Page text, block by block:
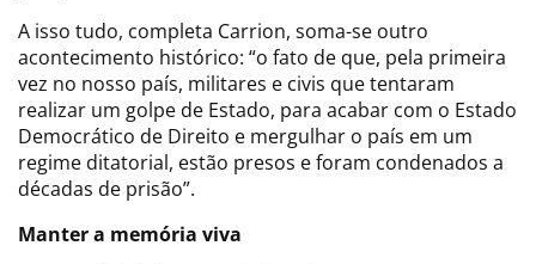
A isso tudo, completa Carrion, soma-se outro
acontecimento histórico: “o fato de que, pela primeira
vez no nosso país, militares e civis que tentaram
realizar um golpe de Estado, para acabar com o Estado
Democrático de Direito e mergulhar o país em um
regime ditatorial, estão presos e foram condenados a
décadas de prisão”.
Manter a memória viva